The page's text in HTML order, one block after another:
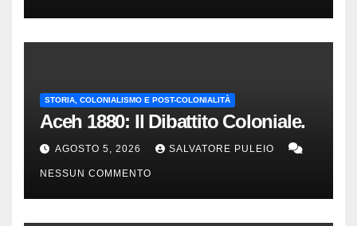
STORIA, COLONIALISMO E POST-COLONIALITÀ
Aceh 1880: Il Dibattito Coloniale.
AGOSTO 5, 2026 SALVATORE PULEIO
NESSUN COMMENTO